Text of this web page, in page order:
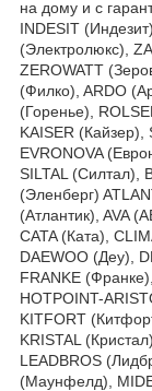
на дому и с
INDESIT
(Электролюкс),
ZEROWATT
(Филко), ARDO
(Горенье),
KAISER (Кайзер),
EVRONOVA
SILTAL (Силтал),
(Эленберг)
(Атлантик), AVA
CATA (Ката),
DAEWOO (Деу),
FRANKE
HOTPOINT-
KITFORT
KRISTAL
LEADBROS
(Маунфелд),